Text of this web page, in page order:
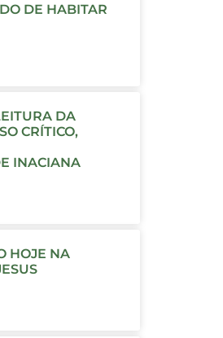
DE HABITAR
DA
CRÍTICO,
INACIANA
HOJE NA